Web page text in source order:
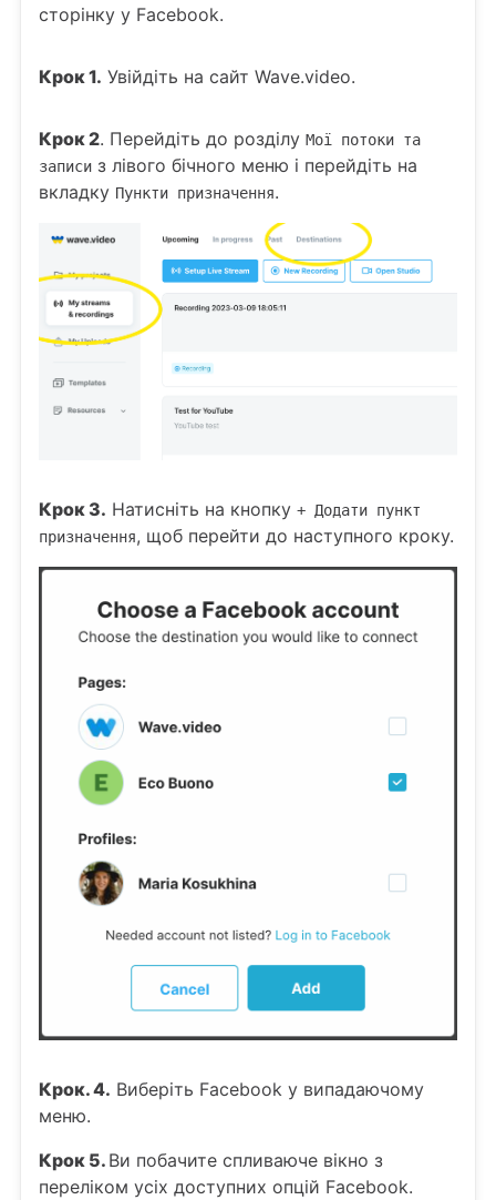
сторінку у Facebook.
Крок 1. Увійдіть на сайт Wave.video.
Крок 2. Перейдіть до розділу Мої потоки та
записи з лівого бічного меню і перейдіть на
вкладку Пункти призначення.
Крок 3. Натисніть на кнопку + Додати пункт
призначення, щоб перейти до наступного кроку.
Крок. 4. Виберіть Facebook у випадаючому
меню.
Крок 5. Ви побачите спливаюче вікно з
переліком усіх доступних опцій Facebook.